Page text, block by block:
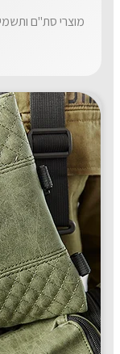
מוצרי סת"ם